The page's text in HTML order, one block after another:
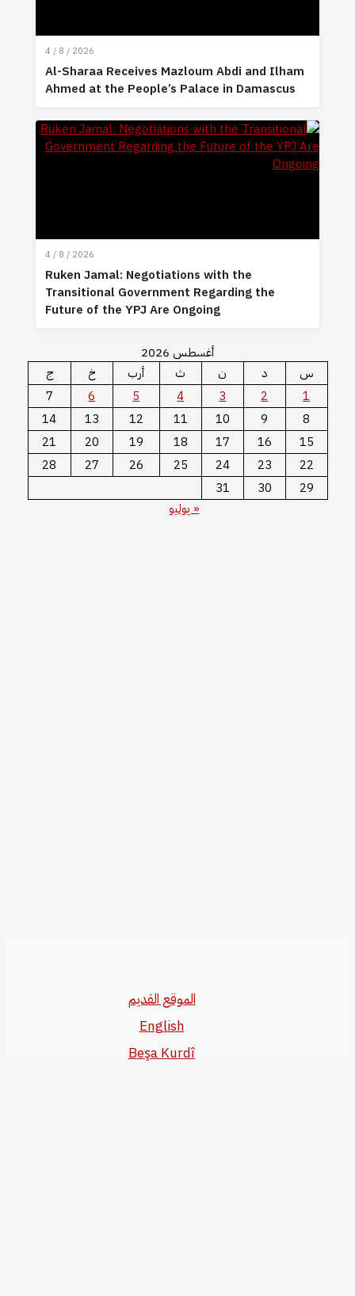
4 / 8 / 2026
Al-Sharaa Receives Mazloum Abdi and Ilham
Ahmed at the People’s Palace in Damascus
4 / 8 / 2026
Ruken Jamal: Negotiations with the
Transitional Government Regarding the
Future of the YPJ Are Ongoing
أغسطس 2026
س
د ن ث أرب خ
ج
1
2
3
4
5
6
7
8
9
10
11
12
13
14
15
16
17
18
19
20
21
22
23
24
25
26
27
28
29
30
31
« يوليو
الموقع القديم
English
Beşa Kurdî